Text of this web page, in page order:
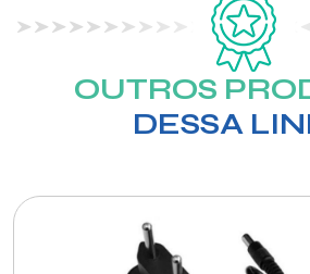
OUTROS
DESSA